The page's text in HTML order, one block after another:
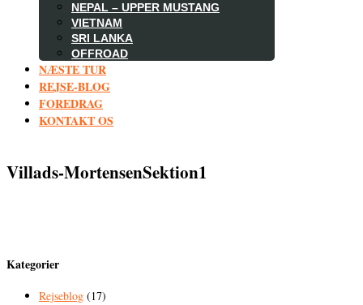
NEPAL – UPPER MUSTANG
VIETNAM
SRI LANKA
OFFROAD
NÆSTE TUR
REJSE-BLOG
FOREDRAG
KONTAKT OS
Villads-MortensenSektion1
Kategorier
Rejseblog (17)